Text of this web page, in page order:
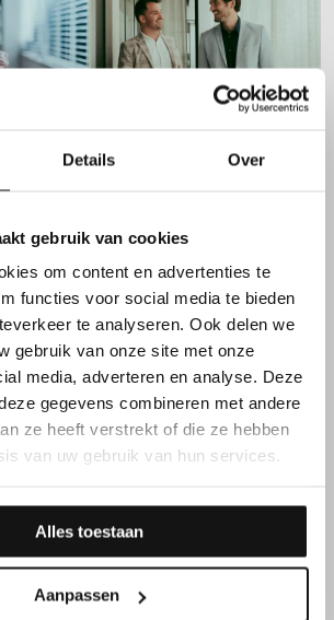
Details Over
gebruik van cookies
om content en advertenties te
functies voor social media te bieden
te analyseren. Ook delen we
gebruik van onze site met onze
media, adverteren en analyse. Deze
gegevens combineren met andere
ze heeft verstrekt of die ze hebben
van uw gebruik van hun services.
Alles toestaan
Aanpassen
overtuig je met
& kunnen
een bachelor- of masterdiploma in
(minstens
je thuis in familiale KMO